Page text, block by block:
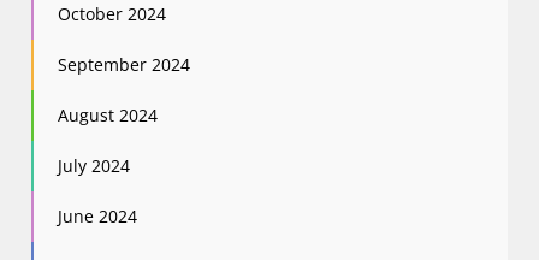
October 2024
September 2024
August 2024
July 2024
June 2024